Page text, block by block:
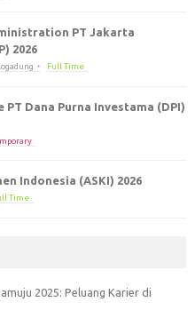
PT Jakarta
2026
Full Time
Dana Purna Investama (DPI)
Indonesia (ASKI) 2026
Time
2025: Peluang Karier di